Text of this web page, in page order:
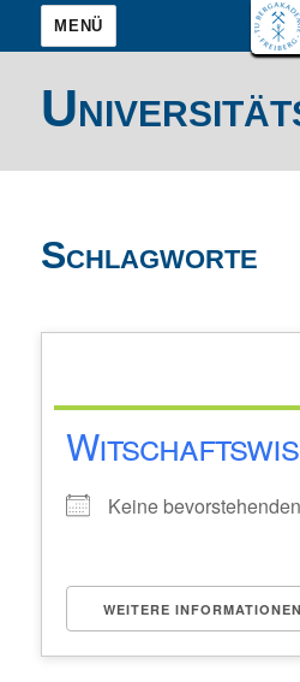
MENÜ
Schlagworte
Keine
WEITERE INFORMATIONEN